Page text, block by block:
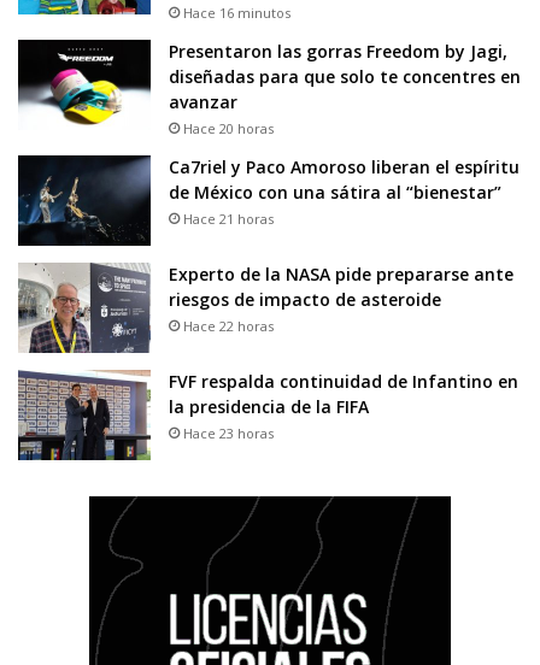
Hace 16 minutos
Presentaron las gorras Freedom by Jagi,
diseñadas para que solo te concentres en
avanzar
Hace 20 horas
Ca7riel y Paco Amoroso liberan el espíritu
de México con una sátira al “bienestar”
Hace 21 horas
Experto de la NASA pide prepararse ante
riesgos de impacto de asteroide
Hace 22 horas
FVF respalda continuidad de Infantino en
la presidencia de la FIFA
Hace 23 horas